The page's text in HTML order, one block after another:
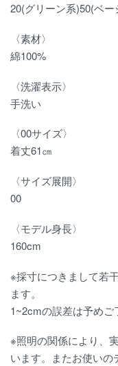
20(グリーン系)50(ベ
〈素材〉
綿100%
〈洗濯表示〉
手洗い
〈00サイズ〉
着丈61㎝
〈サイズ展開〉
00
〈モデル身長〉
160cm
※採寸につきまして若
ます。
1~2cmの誤差は予めご
※照明の関係により、
います。またお使い